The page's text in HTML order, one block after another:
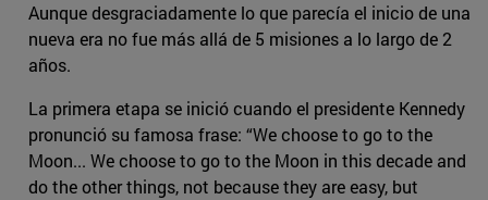
Aunque desgraciadamente lo que parecía el inicio de una
nueva era no fue más allá de 5 misiones a lo largo de 2
años.
La primera etapa se inició cuando el presidente Kennedy
pronunció su famosa frase: “We choose to go to the
Moon... We choose to go to the Moon in this decade and
do the other things, not because they are easy, but